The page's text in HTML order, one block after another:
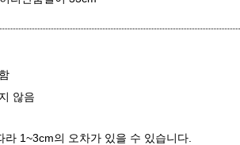
않음
라 1~3cm의 오차가 있을 수 있습니다.